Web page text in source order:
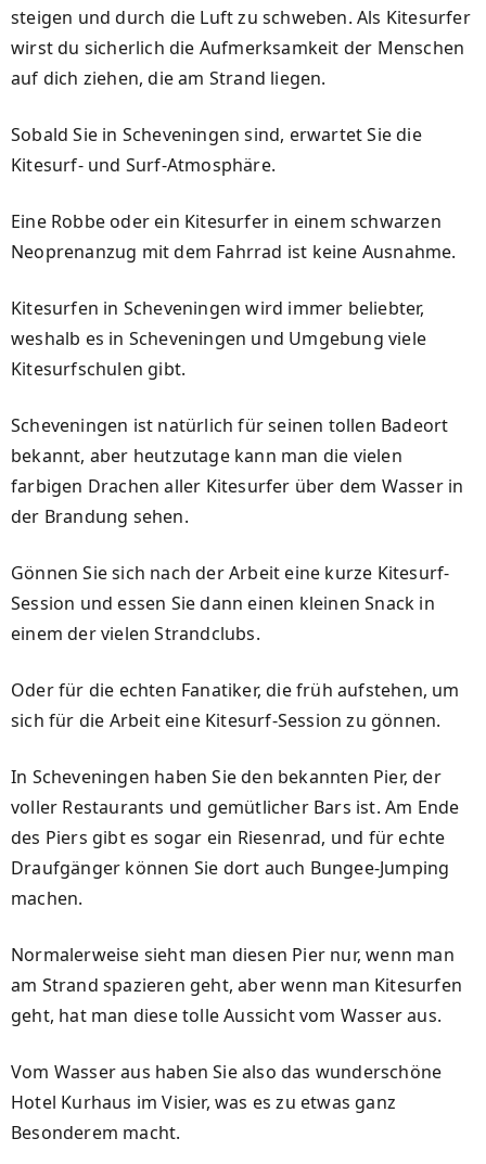
steigen und durch die Luft zu schweben. Als Kitesurfer
wirst du sicherlich die Aufmerksamkeit der Menschen
auf dich ziehen, die am Strand liegen.
Sobald Sie in Scheveningen sind, erwartet Sie die
Kitesurf- und Surf-Atmosphäre.
Eine Robbe oder ein Kitesurfer in einem schwarzen
Neoprenanzug mit dem Fahrrad ist keine Ausnahme.
Kitesurfen in Scheveningen wird immer beliebter,
weshalb es in Scheveningen und Umgebung viele
Kitesurfschulen gibt.
Scheveningen ist natürlich für seinen tollen Badeort
bekannt, aber heutzutage kann man die vielen
farbigen Drachen aller Kitesurfer über dem Wasser in
der Brandung sehen.
Gönnen Sie sich nach der Arbeit eine kurze Kitesurf-
Session und essen Sie dann einen kleinen Snack in
einem der vielen Strandclubs.
Oder für die echten Fanatiker, die früh aufstehen, um
sich für die Arbeit eine Kitesurf-Session zu gönnen.
In Scheveningen haben Sie den bekannten Pier, der
voller Restaurants und gemütlicher Bars ist. Am Ende
des Piers gibt es sogar ein Riesenrad, und für echte
Draufgänger können Sie dort auch Bungee-Jumping
machen.
Normalerweise sieht man diesen Pier nur, wenn man
am Strand spazieren geht, aber wenn man Kitesurfen
geht, hat man diese tolle Aussicht vom Wasser aus.
Vom Wasser aus haben Sie also das wunderschöne
Hotel Kurhaus im Visier, was es zu etwas ganz
Besonderem macht.